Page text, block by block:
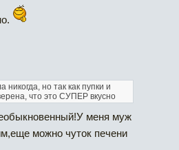
никогда, но так как пупки и
что это СУПЕР вкусно
меня муж
можно чуток печени